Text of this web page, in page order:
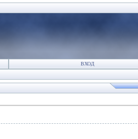
ВХОД